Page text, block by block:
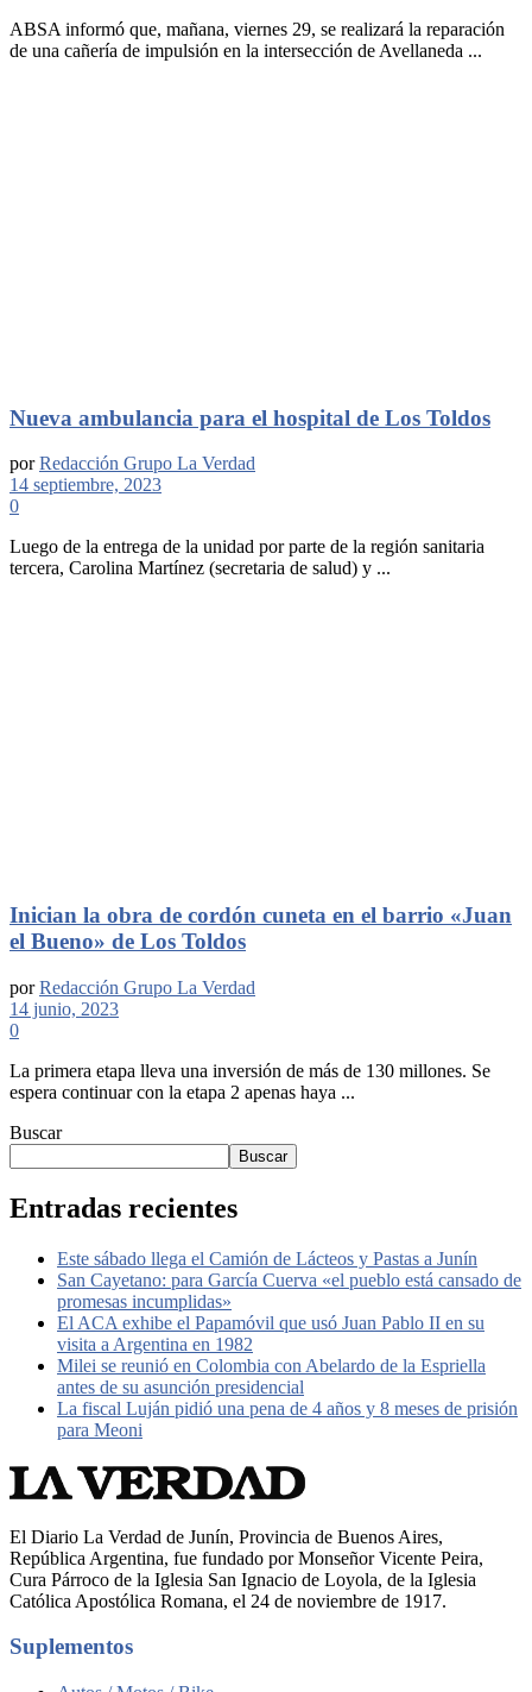
ABSA informó que, mañana, viernes 29, se realizará la reparación
de una cañería de impulsión en la intersección de Avellaneda ...
Nueva ambulancia para el hospital de Los Toldos
por Redacción Grupo La Verdad
14 septiembre, 2023
0
Luego de la entrega de la unidad por parte de la región sanitaria
tercera, Carolina Martínez (secretaria de salud) y ...
Inician la obra de cordón cuneta en el barrio «Juan
el Bueno» de Los Toldos
por Redacción Grupo La Verdad
14 junio, 2023
0
La primera etapa lleva una inversión de más de 130 millones. Se
espera continuar con la etapa 2 apenas haya ...
Buscar
Buscar
Entradas recientes
Este sábado llega el Camión de Lácteos y Pastas a Junín
San Cayetano: para García Cuerva «el pueblo está cansado de
promesas incumplidas»
El ACA exhibe el Papamóvil que usó Juan Pablo II en su
visita a Argentina en 1982
Milei se reunió en Colombia con Abelardo de la Espriella
antes de su asunción presidencial
La fiscal Luján pidió una pena de 4 años y 8 meses de prisión
para Meoni
El Diario La Verdad de Junín, Provincia de Buenos Aires,
República Argentina, fue fundado por Monseñor Vicente Peira,
Cura Párroco de la Iglesia San Ignacio de Loyola, de la Iglesia
Católica Apostólica Romana, el 24 de noviembre de 1917.
Suplementos